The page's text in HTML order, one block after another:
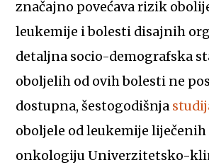
značajno povećava rizik
leukemije i bolesti disajnih
detaljna socio-demografska
oboljelih od ovih bolesti ne
dostupna, šestogodišnja
oboljele od leukemije
onkologiju Univerzitetsko-